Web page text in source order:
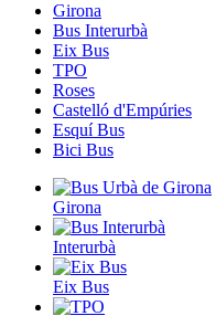
Girona
Bus Interurbà
Eix Bus
TPO
Roses
Castelló d'Empúries
Esquí Bus
Bici Bus
Girona
Interurbà
Eix Bus